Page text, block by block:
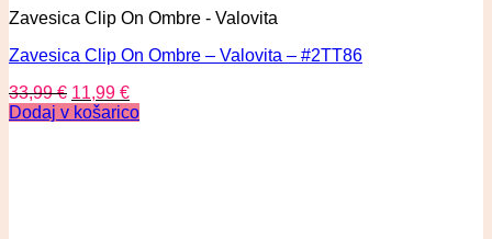
Zavesica Clip On Ombre - Valovita
Zavesica Clip On Ombre – Valovita – #2TT86
33,99€ 11,99 €
Dodaj v košarico